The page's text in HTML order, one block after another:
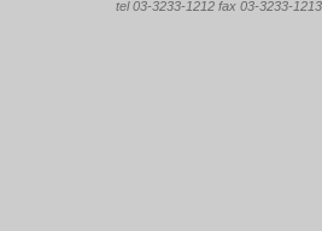
tel 03-3233-1212 fax 03-3233-